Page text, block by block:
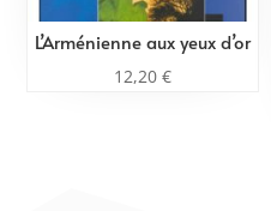
L’Arménienne aux yeux d’or
12,20€